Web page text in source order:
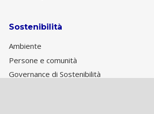
Sostenibilità
Ambiente
Persone e comunità
Governance di Sostenibilità